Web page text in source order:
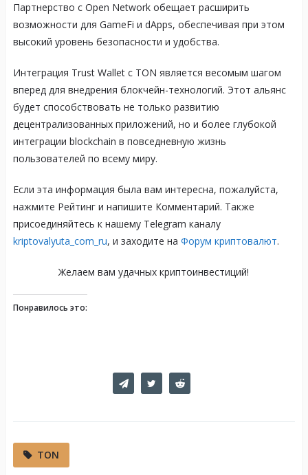
Партнерство с Open Network обещает расширить
возможности для GameFi и dApps, обеспечивая при этом
высокий уровень безопасности и удобства.
Интеграция Trust Wallet с TON является весомым шагом
вперед для внедрения блокчейн-технологий. Этот альянс
будет способствовать не только развитию
децентрализованных приложений, но и более глубокой
интеграции blockchain в повседневную жизнь
пользователей по всему миру.
Если эта информация была вам интересна, пожалуйста,
нажмите Рейтинг и напишите Комментарий. Также
присоединяйтесь к нашему Telegram каналу
kriptovalyuta_com_ru, и заходите на Форум криптовалют.
Желаем вам удачных криптоинвестиций!
Понравилось это:
TON